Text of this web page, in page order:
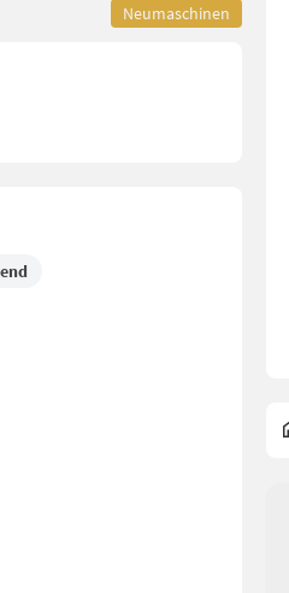
Neumaschinen